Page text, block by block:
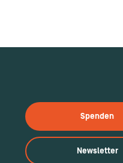
Spenden
Newsletter